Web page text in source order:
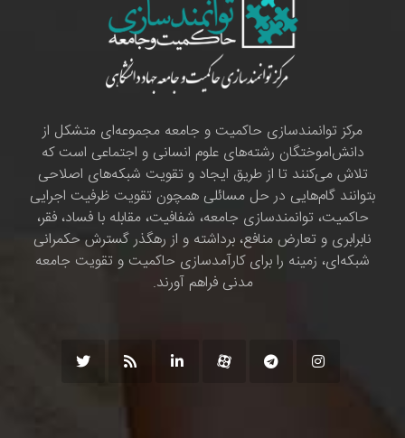
مرکز توانمندسازی حاکمیت و جامعه مجموعه‌ای متشکل از
دانش‌اموختگان رشته‌های علوم انسانی و اجتماعی است که
تلاش می‌کنند تا از طریق ایجاد و تقویت شبکه‌های اصلاحی
بتوانند گام‌هایی در حل مسائلی همچون تقویت ظرفیت اجرایی
حاکمیت، توانمندسازی جامعه، شفافیت، مقابله با فساد، فقر،
نابرابری و تعارض منافع، برداشته و از رهگذر گسترش حکمرانی
شبکه‌ای، زمینه را برای کارآمدسازی حاکمیت و تقویت جامعه
مدنی فراهم آورند.